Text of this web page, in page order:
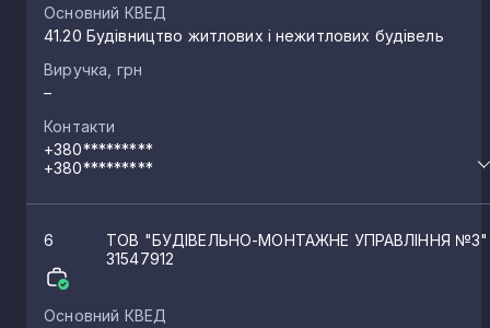
Основний КВЕД
41.20 Будівництво житлових і нежитлових будівель
Виручка, грн
–
Контакти
+380*********
+380*********
6
ТОВ "БУДІВЕЛЬНО-МОНТАЖНЕ УПРАВЛІННЯ
31547912
Основний КВЕД